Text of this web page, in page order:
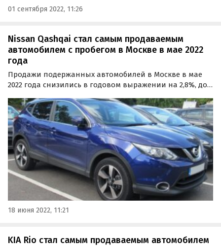
01 сентября 2022, 11:26
Nissan Qashqai стал самым продаваемым
автомобилем с пробегом в Москве в мае 2022
года
Продажи подержанных автомобилей в Москве в мае
2022 года снизились в годовом выражении на 2,8%, до
дня» со ссылкой на результаты свежего исследования
агентства «Автостат-Инфо».
18 июня 2022, 11:21
KIA Rio стал самым продаваемым автомобилем